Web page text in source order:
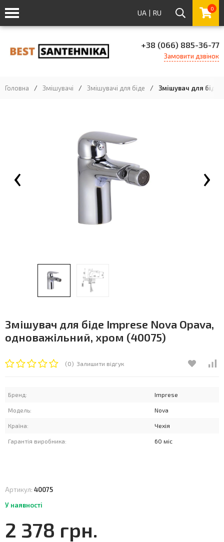
UA | RU 0
+38 (066) 885-36-77
Замовити дзвінок
Головна / Змішувачі / Змішувачі для біде / Змішувач для біде
‹ ›
Змішувач для біде Imprese Nova Opava,
одноважільний, хром (40075)
(0) Залишити відгук
Бренд: Imprese
Модель: Nova
Країна: Чехія
Гарантія виробника: 60 міс
Артикул: 40075
У наявності
2 378 грн.